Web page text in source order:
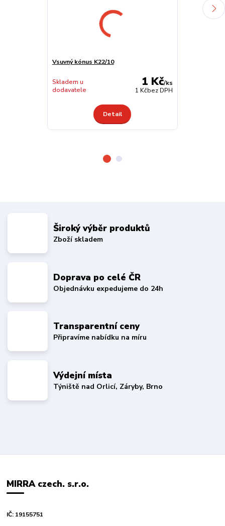
Vsuvný kónus K22/10
1 Kč/ks
1 Kčbez DPH
Skladem u
dodavatele
Detail
Široký výběr produktů
Zboží skladem
Doprava po celé ČR
Objednávku expedujeme do 24h
Transparentní ceny
Připravíme nabídku na míru
Výdejní místa
Týniště nad Orlicí, Záryby, Brno
MIRRA czech. s.r.o.
IČ: 19155751